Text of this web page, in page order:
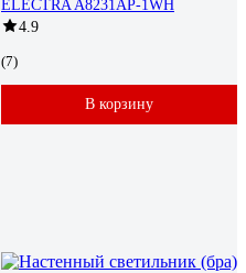
ELECTRA A8231AP-1WH
4.9
(7)
В корзину